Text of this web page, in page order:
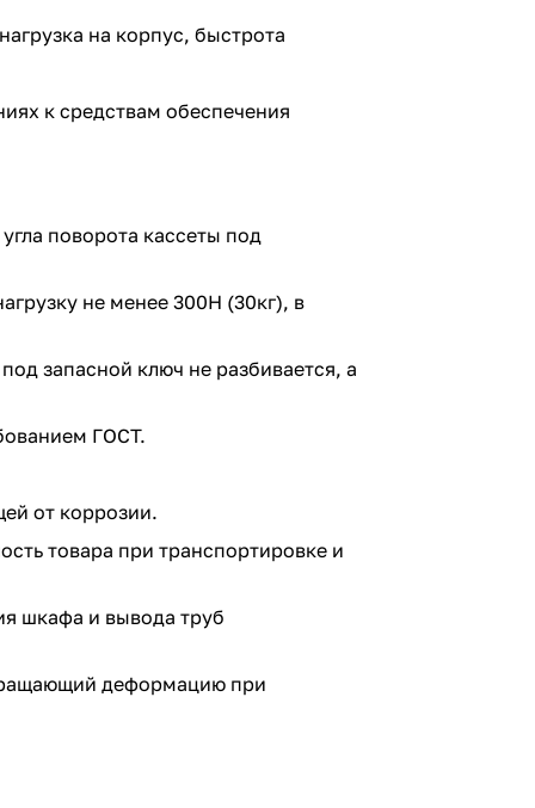
на корпус, быстрота
к средствам обеспечения
поворота кассеты под
не менее 300Н (30кг), в
запасной ключ не разбивается, а
ГОСТ.
от коррозии.
товара при транспортировке и
шкафа и вывода труб
деформацию при